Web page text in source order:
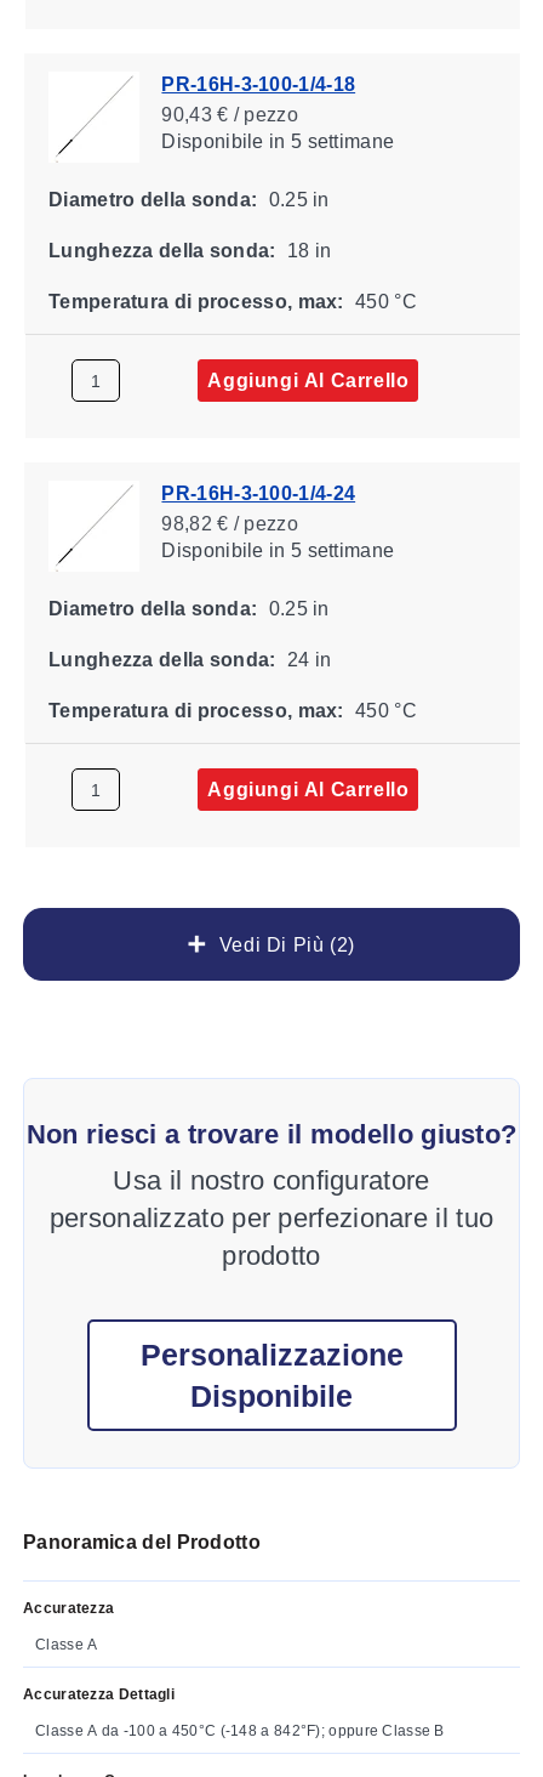
Vedi Di Più (2)
PR-16H-3-100-1/4-18
90,43 € / pezzo
Disponibile in 5 settimane
Diametro della sonda: 0.25 in
Lunghezza della sonda: 18 in
Temperatura di processo, max: 450 °C
Aggiungi Al Carrello
PR-16H-3-100-1/4-24
98,82 € / pezzo
Disponibile in 5 settimane
Diametro della sonda: 0.25 in
Lunghezza della sonda: 24 in
Temperatura di processo, max: 450 °C
Aggiungi Al Carrello
Non riesci a trovare il modello giusto?
Usa il nostro configuratore
personalizzato per perfezionare il tuo
prodotto
Personalizzazione
Disponibile
Panoramica del Prodotto
Accuratezza
Classe A
Accuratezza Dettagli
Classe A da -100 a 450°C (-148 a 842°F); oppure Classe B